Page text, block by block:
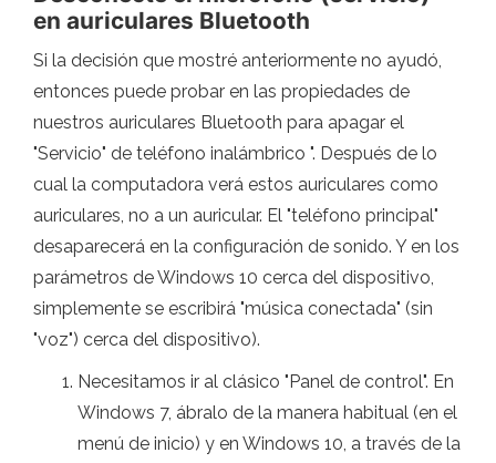
en auriculares Bluetooth
Si la decisión que mostré anteriormente no ayudó,
entonces puede probar en las propiedades de
nuestros auriculares Bluetooth para apagar el
"Servicio" de teléfono inalámbrico ". Después de lo
cual la computadora verá estos auriculares como
auriculares, no a un auricular. El "teléfono principal"
desaparecerá en la configuración de sonido. Y en los
parámetros de Windows 10 cerca del dispositivo,
simplemente se escribirá "música conectada" (sin
"voz") cerca del dispositivo).
Necesitamos ir al clásico "Panel de control". En
Windows 7, ábralo de la manera habitual (en el
menú de inicio) y en Windows 10, a través de la